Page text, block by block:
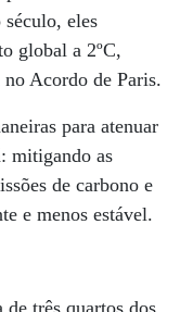
século, eles
global a 2ºC,
no Acordo de Paris.
para atenuar
mitigando as
de carbono e
e menos estável.
três quartos dos